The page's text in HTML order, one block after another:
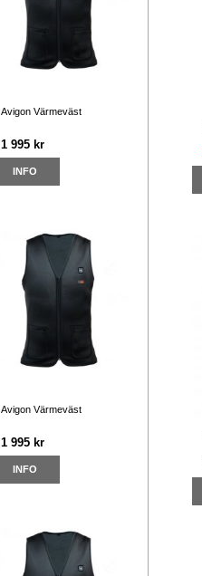
Avigon Värmeväst
1 995 kr
INFO
Avigon Värmeväst
1 995 kr
INFO